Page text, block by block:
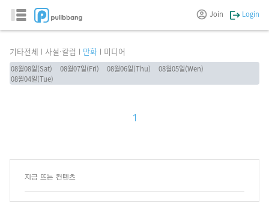
Join Login
기타전체 사설·칼럼 만화 미디어
08월08일(Sat) 08월07일(Fri) 08월06일(Thu)
08월05일(Wen)
08월04일(Tue)
1
지금 뜨는 컨텐츠